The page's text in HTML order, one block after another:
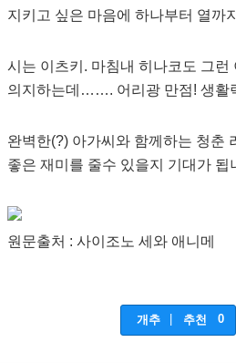
지키고 싶은 마음에 하나부터 열까
시는 이츠키. 마침내 히나코도 그런
의지하는데……. 어리광 만점! 생활
완벽한(?) 아가씨와 함께하는 청
좋은 재미를 줄수 있을지 기대가 됩
원문출처 : 사이조노 세와 애니메
개추 추천 0